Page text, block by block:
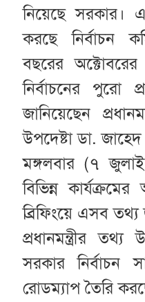
নিয়েছে সরকার।
করছে নির্বাচন
বছরের অক্টোবরের
নির্বাচনের পুরো
জানিয়েছেন
উপদেষ্টা ডা.
মঙ্গলবার (৭
বিভিন্ন
ব্রিফিংয়ে এসব তথ্য
প্রধানমন্ত্রীর তথ্য
সরকার নির্বাচন
রোডম্যাপ তৈরি